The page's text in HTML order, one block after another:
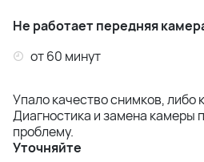
Не работает передняя
от 60 минут
Упало качество снимков, либо
Диагностика и замена камеры
проблему.
Уточняйте